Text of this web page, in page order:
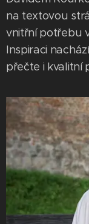
na textovou
vnitřní potřebu
Inspiraci
přečte i kvalitní